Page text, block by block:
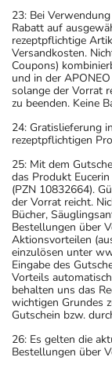
23: Bei
Rabatt auf
rezeptpflichtige
Versandkosten.
Coupons)
und in der
solange der Vorrat
zu beenden. Keine
24: Gratislieferung
rezeptpflichtigen
25: Mit dem
das Produkt
(PZN 10832664).
der Vorrat reicht.
Bücher,
Bestellungen über
Aktionsvorteilen
einzulösen unter
Eingabe des
Vorteils
behalten uns das
wichtigen Grundes
Gutschein bzw.
26: Es gelten die
Bestellungen über